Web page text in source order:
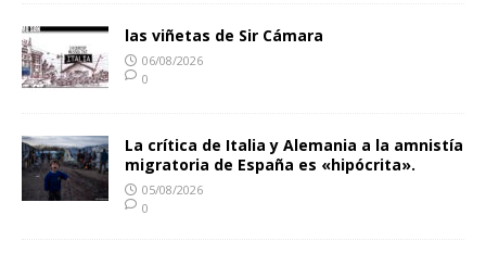
las viñetas de Sir Cámara
06/08/2026
0
La crítica de Italia y Alemania a la amnistía
migratoria de España es «hipócrita».
05/08/2026
0